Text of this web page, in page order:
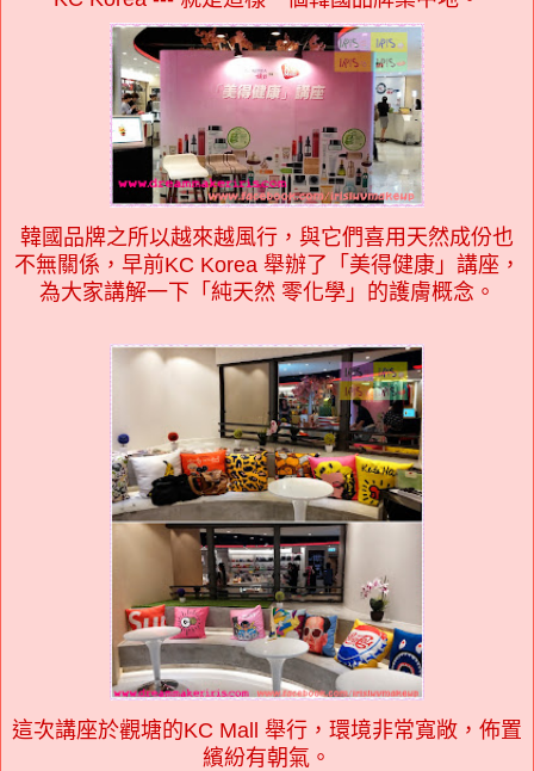
韓國品牌之所以越來越風行，與它們喜用天然成份也
不無關係，早前KC Korea 舉辦了「美得健康」講座，
為大家講解一下「純天然 零化學」的護膚概念。
這次講座於觀塘的KC Mall 舉行，環境非常寬敞，佈置
繽紛有朝氣。